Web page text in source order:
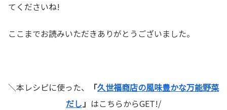
てくださいね!
ここまでお読みいただきありがとうございました。
＼本レシピに使った、 「久世福商店の風味豊かな万能野菜
だし 」 はこちらからGET!/